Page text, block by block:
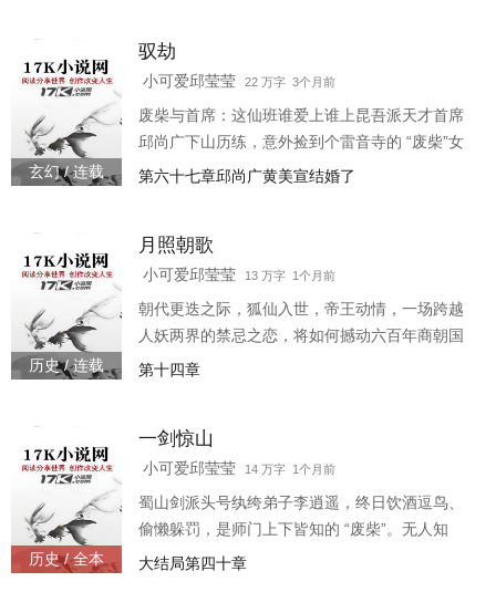
承殿宇，记录着失落的功法秘典。 然而，仙府虽
好，却破损严重，亟需海量珍稀资源修复。更让
黄怀钰不安的是，仙府深处似乎封印着一缕充满
亘古死寂气息的意志碎片。 凭借【墟界】，黄怀
玄幻 / 连载
驭劫
小可爱邱莹莹 22 万字 3个月前
废柴与首席：这仙班谁爱上谁上昆吾派天才首席
邱尚广下山历练，意外捡到个雷音寺的 “废柴”女
弟子黄美宣。本以为是个拖油瓶，却发现她灵力
山头？雷音寺自家行吗？”眼看黄美宣画风逐渐走
歪，邱尚广陷入沉思：我带的到底是未来佛母，
还是灭世灾星？ 直到正邪大战爆发，他亲眼见她
素手一挥，凶兽成群，佛光如狱
第六十七章邱尚广黄美宣结婚了
历史 / 连载
月照朝歌
小可爱邱莹莹 13 万字 1个月前
朝代更迭之际，狐仙入世，帝王动情，一场跨越
人妖两界的禁忌之恋，将如何撼动六百年商朝国
运？ 故事背景商朝末年，帝乙三十年。王朝历经
倾”，朝堂内外暗流涌动。
第十四章
历史 / 全本
一剑惊山
小可爱邱莹莹 14 万字 1个月前
蜀山剑派头号纨绔弟子李逍遥，终日饮酒逗鸟、
偷懒躲罚，是师门上下皆知的 “废柴”。无人知
晓，他身负千年难遇的 “天漏之体”，所有修为入
大结局第四十章